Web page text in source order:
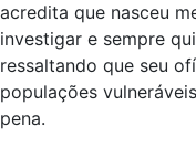
acredita que nasceu
investigar e sempre
ressaltando que seu
populações
pena.